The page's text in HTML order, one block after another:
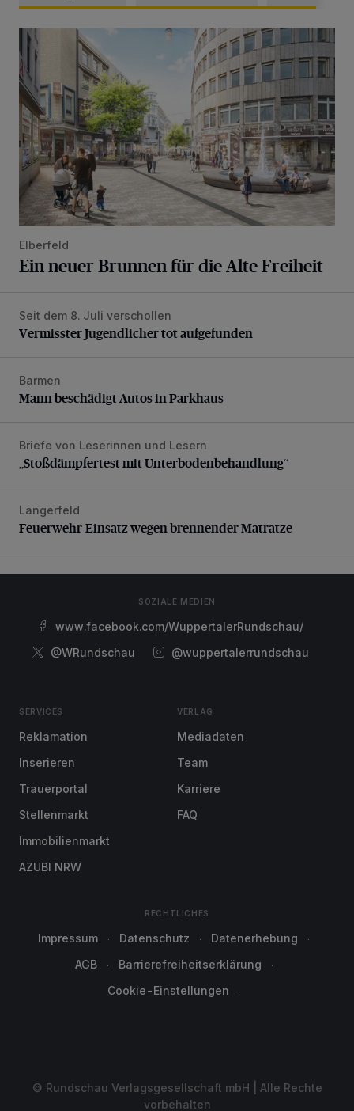
Ein neuer Brunnen für die Alte Freiheit
Elberfeld
Ein neuer Brunnen für die Alte Freiheit
Vermisster Jugendlicher tot aufgefunden
Seit dem 8. Juli verschollen
Vermisster Jugendlicher tot aufgefunden
Mann beschädigt Autos in Parkhaus
Barmen
Mann beschädigt Autos in Parkhaus
„Stoßdämpfertest mit Unterbodenbehandlung“
Briefe von Leserinnen und Lesern
„Stoßdämpfertest mit Unterbodenbehandlung“
Feuerwehr-Einsatz wegen brennender Matratze
Langerfeld
Feuerwehr-Einsatz wegen brennender Matratze
SOZIALE MEDIEN
www.facebook.com/WuppertalerRundschau/
@WRundschau
@wuppertalerrundschau
SERVICES
Reklamation
Inserieren
Trauerportal
Stellenmarkt
Immobilienmarkt
AZUBI NRW
VERLAG
Mediadaten
Team
Karriere
FAQ
RECHTLICHES
Impressum Datenschutz
Datenerhebung
AGB
Barrierefreiheitserklärung
Cookie-Einstellungen
© Rundschau Verlagsgesellschaft mbH | Alle Rechte
vorbehalten